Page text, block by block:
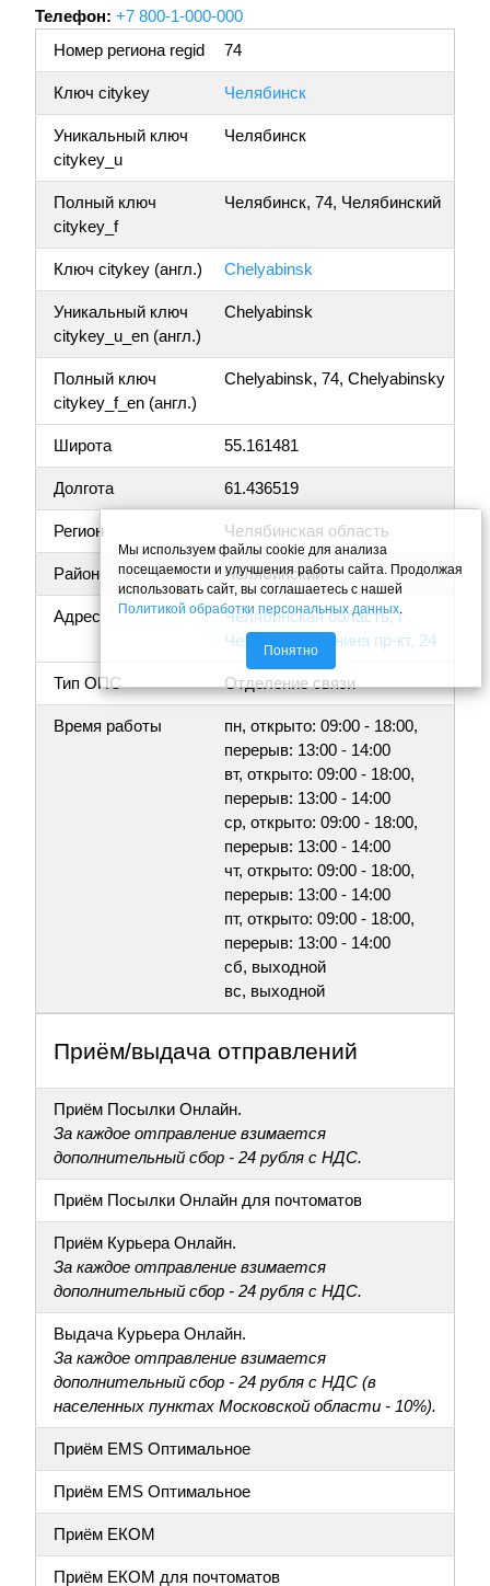
Телефон: +7 800-1-000-000
Номер региона regid
74
Ключ citykey Челябинск
Уникальный ключ
citykey_u
Челябинск
Полный ключ
citykey_f
Челябинск, 74, Челябинский
Ключ citykey (англ.) Chelyabinsk
Уникальный ключ
citykey_u_en (англ.)
Chelyabinsk
Полный ключ
citykey_f_en (англ.)
Chelyabinsk, 74, Chelyabinsky
Широта 55.161481
Долгота 61.436519
Регион Челябинская область
Район Челябинский
Адрес
Челябинская область, г
Челябинск, Ленина пр-кт, 24
Тип ОПС Отделение связи
Время работы
пн, открыто: 09:00 - 18:00,
перерыв: 13:00 - 14:00
вт, открыто: 09:00 - 18:00,
перерыв: 13:00 - 14:00
ср, открыто: 09:00 - 18:00,
перерыв: 13:00 - 14:00
чт, открыто: 09:00 - 18:00,
перерыв: 13:00 - 14:00
пт, открыто: 09:00 - 18:00,
перерыв: 13:00 - 14:00
сб, выходной
вс, выходной
Приём/выдача отправлений
Приём Посылки Онлайн.
За каждое отправление взимается
дополнительный сбор - 24 рубля с НДС.
Приём Посылки Онлайн для почтоматов
Приём Курьера Онлайн.
За каждое отправление взимается
дополнительный сбор - 24 рубля с НДС.
Выдача Курьера Онлайн.
За каждое отправление взимается
дополнительный сбор - 24 рубля с НДС (в
населенных пунктах Московской области - 10%).
Приём EMS Оптимальное
Приём EMS Оптимальное
Приём ЕКОМ
Приём ЕКОМ для почтоматов
Мы используем файлы cookie для анализа
посещаемости и улучшения работы сайта. Продолжая
использовать сайт, вы соглашаетесь с нашей
Политикой обработки персональных данных.
Понятно